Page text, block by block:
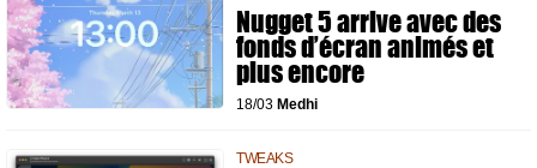
Nugget 5 arrive avec des
fonds d’écran animés et
plus encore
18/03 Medhi
TWEAKS